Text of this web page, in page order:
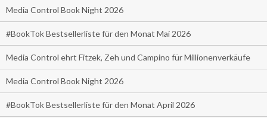
Media Control Book Night 2026
#BookTok Bestsellerliste für den Monat Mai 2026
Media Control ehrt Fitzek, Zeh und Campino für Millionenverkäufe
Media Control Book Night 2026
#BookTok Bestsellerliste für den Monat April 2026